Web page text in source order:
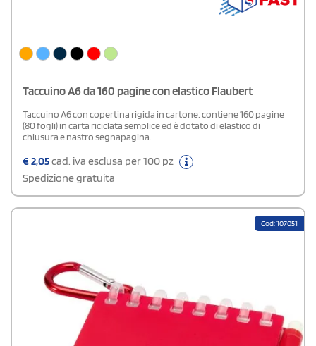
Taccuino A6 da 160 pagine con elastico Flaubert
Taccuino A6 con copertina rigida in cartone: contiene 160 pagine
(80 fogli) in carta riciclata semplice ed è dotato di elastico di
chiusura e nastro segnapagina.
€2,05cad. iva esclusa per 100 pz
Spedizione gratuita
Cod: 107051